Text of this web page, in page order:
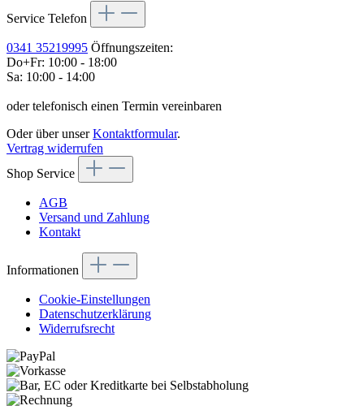
Service Telefon
0341 35219995 Öffnungszeiten:
Do+Fr: 10:00 - 18:00
Sa: 10:00 - 14:00
oder telefonisch einen Termin vereinbaren
Oder über unserKontaktformular.
Vertrag widerrufen
Shop Service
AGB
Versand und Zahlung
Kontakt
Informationen
Cookie-Einstellungen
Datenschutzerklärung
Widerrufsrecht